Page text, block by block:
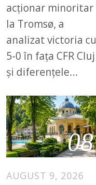
acționar minoritar
la Tromsø, a
analizat victoria cu
5-0 în fața CFR Cluj
și diferențele…
08
AUGUST 9, 2026